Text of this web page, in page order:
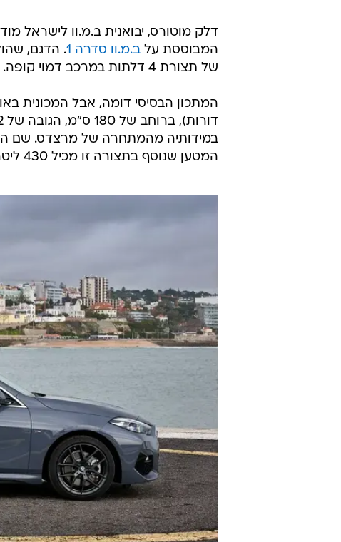
המבוססת על ב.מ.וו סדרה 1 . הדגם,
של תצורת 4 דלתות במרכב דמוי קופה.
המטען שנוסף בתצורה זו מכיל 430 ליטרים.